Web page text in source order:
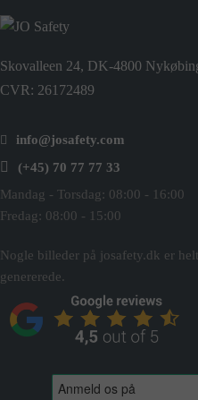
Skovalleen 24, DK-4800
CVR: 26172489
info@josafety.com
(+45) 70 77 77 33
Mandag - Torsdag: 08:00 - 16:00
Fredag: 08:00 - 15:00
Nogle billeder på josafety.dk er
genererede.